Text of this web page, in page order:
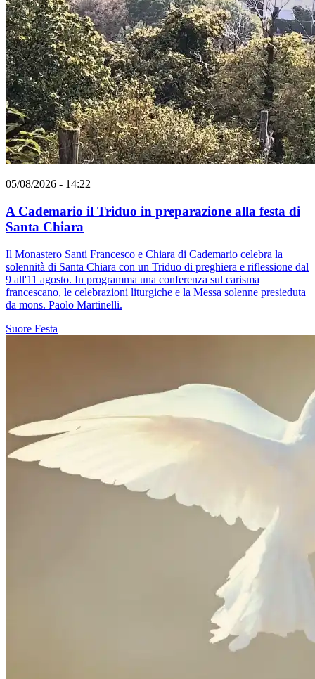
05/08/2026 - 14:22
A Cademario il Triduo in preparazione alla festa di
Santa Chiara
Il Monastero Santi Francesco e Chiara di Cademario celebra la
solennità di Santa Chiara con un Triduo di preghiera e riflessione dal
9 all'11 agosto. In programma una conferenza sul carisma
francescano, le celebrazioni liturgiche e la Messa solenne presieduta
da mons. Paolo Martinelli.
Suore Festa